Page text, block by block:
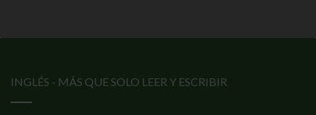
INGLÉS - MÁS QUE SOLO LEER Y ESCRIBIR